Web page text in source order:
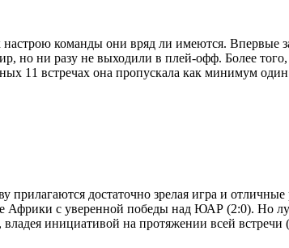
команды они вряд ли имеются. Впервые
но ни разу не выходили в плей-офф. Более того,
11 встречах она пропускала как минимум
достаточно зрелая игра и отличные
Африки с уверенной победы над ЮАР (2:0). Но
инициативой на протяжении всей встречи